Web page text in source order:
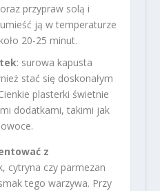
przypraw solą i
ją w temperaturze
20-25 minut.
: surowa kapusta
stać się doskonałym
plasterki świetnie
dodatkami, takimi jak
z
cytryna czy parmezan
tego warzywa. Przy